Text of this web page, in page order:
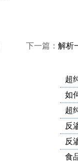
下一篇： 解析
超
如
超
反
反
食